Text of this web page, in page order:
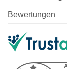
Bewertungen